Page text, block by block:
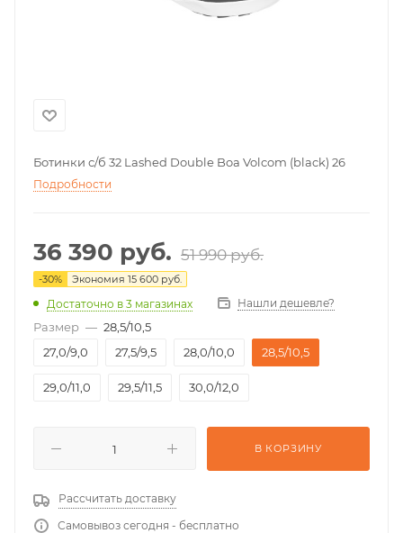
Ботинки с/б 32 Lashed Double Boa Volcom (black) 26
Подробности
36 390 руб. 51 990руб.
-30% Экономия 15 600 руб.
Достаточно в 3 магазинах Нашли дешевле?
Размер — 28,5/10,5
27,0/9,0
27,5/9,5 28,0/10,0 28,5/10,5
29,0/11,0 29,5/11,5 30,0/12,0
В КОРЗИНУ
Рассчитать доставку
Самовывоз сегодня - бесплатно